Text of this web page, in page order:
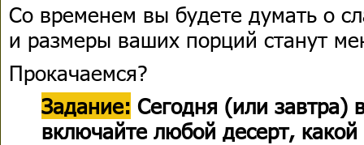
Со временем вы будете думать о
и размеры ваших порций станут
Прокачаемся?
Задание: Сегодня (или
включайте любой десерт,